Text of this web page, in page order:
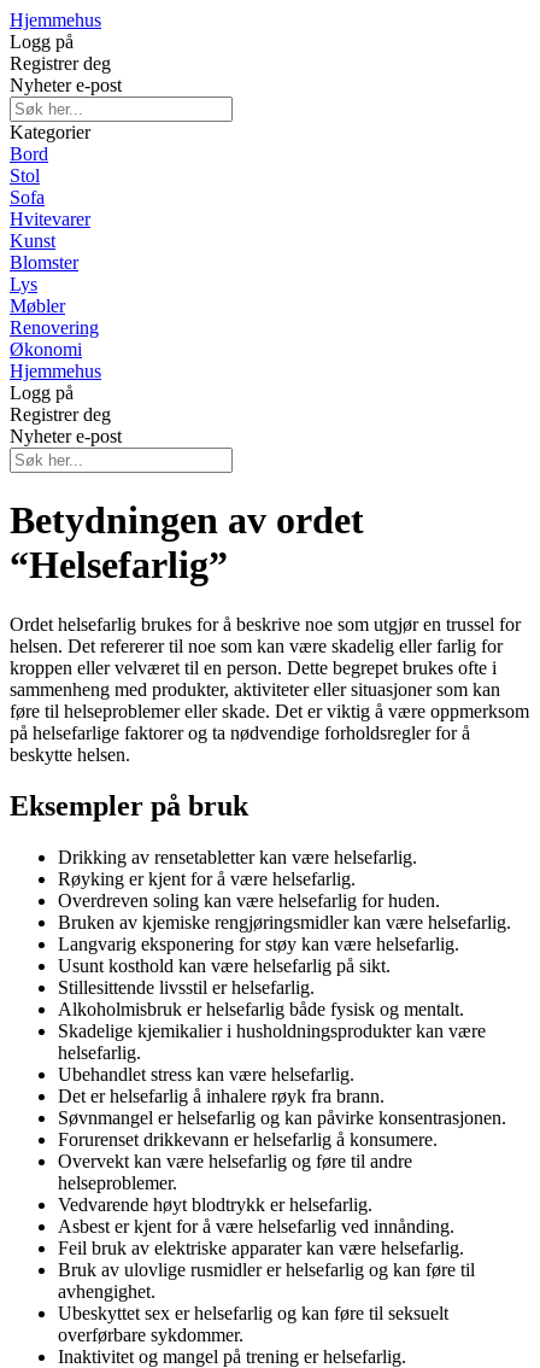
Hjemmehus
Logg på
Registrer deg
Nyheter e-post
Kategorier
Bord
Stol
Sofa
Hvitevarer
Kunst
Blomster
Lys
Møbler
Renovering
Økonomi
Hjemmehus
Logg på
Registrer deg
Nyheter e-post
Betydningen av ordet
“Helsefarlig”
Ordet helsefarlig brukes for å beskrive noe som utgjør en trussel for
helsen. Det refererer til noe som kan være skadelig eller farlig for
kroppen eller velværet til en person. Dette begrepet brukes ofte i
sammenheng med produkter, aktiviteter eller situasjoner som kan
føre til helseproblemer eller skade. Det er viktig å være oppmerksom
på helsefarlige faktorer og ta nødvendige forholdsregler for å
beskytte helsen.
Eksempler på bruk
Drikking av rensetabletter kan være helsefarlig.
Røyking er kjent for å være helsefarlig.
Overdreven soling kan være helsefarlig for huden.
Bruken av kjemiske rengjøringsmidler kan være helsefarlig.
Langvarig eksponering for støy kan være helsefarlig.
Usunt kosthold kan være helsefarlig på sikt.
Stillesittende livsstil er helsefarlig.
Alkoholmisbruk er helsefarlig både fysisk og mentalt.
Skadelige kjemikalier i husholdningsprodukter kan være
helsefarlig.
Ubehandlet stress kan være helsefarlig.
Det er helsefarlig å inhalere røyk fra brann.
Søvnmangel er helsefarlig og kan påvirke konsentrasjonen.
Forurenset drikkevann er helsefarlig å konsumere.
Overvekt kan være helsefarlig og føre til andre
helseproblemer.
Vedvarende høyt blodtrykk er helsefarlig.
Asbest er kjent for å være helsefarlig ved innånding.
Feil bruk av elektriske apparater kan være helsefarlig.
Bruk av ulovlige rusmidler er helsefarlig og kan føre til
avhengighet.
Ubeskyttet sex er helsefarlig og kan føre til seksuelt
overførbare sykdommer.
Inaktivitet og mangel på trening er helsefarlig.